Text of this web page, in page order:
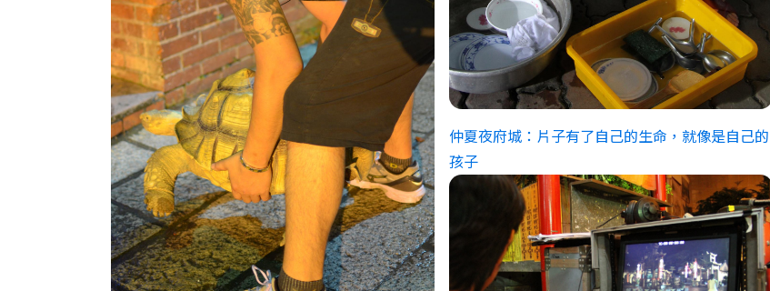
仲夏夜府城：片子有了自己的生命，就像是自己的
孩子